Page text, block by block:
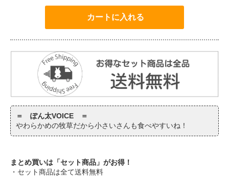
＝ ぽん太VOICE ＝
やわらかめの牧草だから小さいさんも食べやすいね！
まとめ買いは「セット商品」がお得！
・セット商品は全て送料無料